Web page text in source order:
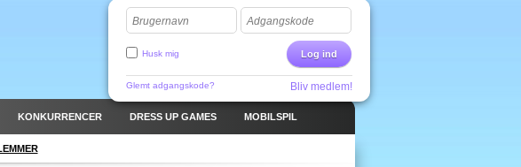
Brugernavn Adgangskode
Log ind
Husk mig
Glemt adgangskode? Bliv medlem!
KONKURRENCER DRESS UP GAMES MOBILSPIL